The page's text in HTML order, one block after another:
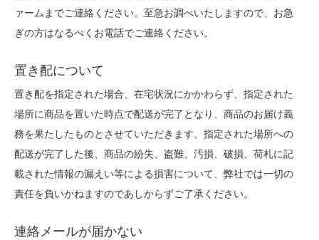
ァームまでご連絡ください。至急お調べいたしますので、お急
ぎの方はなるべくお電話でご連絡ください。
置き配について
置き配を指定された場合、在宅状況にかかわらず、指定された
場所に商品を置いた時点で配送が完了となり、商品のお届け義
務を果たしたものとさせていただきます。指定された場所への
配送が完了した後、商品の紛失、盗難、汚損、破損、荷札に記
載された情報の漏えい等による損害について、弊社では一切の
責任を負いかねますのであしからずご了承ください。
連絡メールが届かない